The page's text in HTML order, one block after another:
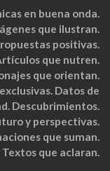
en buena onda.
que ilustran.
positivas.
que nutren.
que orientan.
Datos de
Descubrimientos.
y perspectivas.
que suman.
Textos que aclaran.